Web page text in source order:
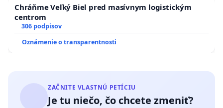
Chráňme Veľký Biel pred masívnym logistickým
centrom
306 podpisov
Oznámenie o transparentnosti
ZAČNITE VLASTNÚ PETÍCIU
Je tu niečo, čo chcete zmeniť?